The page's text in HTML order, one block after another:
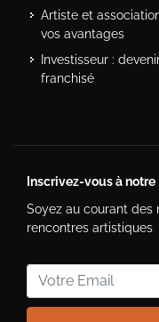
Artiste et
vos avantages
Investisseur :
franchisé
Inscrivez-vous à
Soyez au courant des
rencontres artistiques